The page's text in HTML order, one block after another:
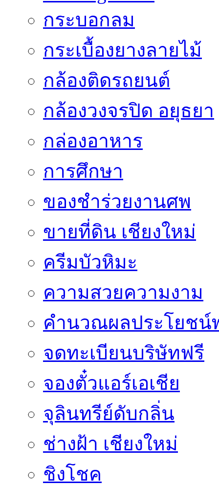
กระบอกลม
กระเบื้องยางลายไม้
กล้องติดรถยนต์
กล้องวงจรปิด อยุธยา
กล่องอาหาร
การศึกษา
ของชำร่วยงานศพ
ขายที่ดิน เชียงใหม่
ครีมบัวหิมะ
ความสวยความงาม
คำนวณผลประโยชน์
จดทะเบียนบริษัทฟรี
จองตั๋วแอร์เอเชีย
จุลินทรีย์ดับกลิ่น
ช่างฝ้า เชียงใหม่
ชิงโชค